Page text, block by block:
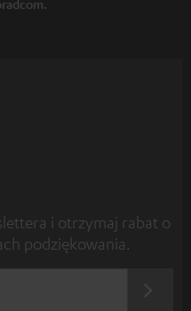
i otrzymaj rabat o
podziękowania.